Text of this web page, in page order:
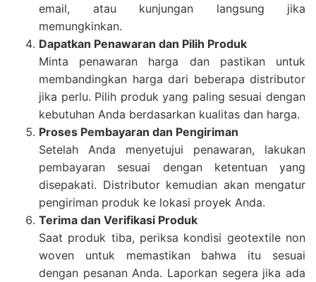
email, atau kunjungan langsung jika
memungkinkan.
Dapatkan Penawaran dan Pilih Produk
Minta penawaran harga dan pastikan untuk
membandingkan harga dari beberapa distributor
jika perlu. Pilih produk yang paling sesuai dengan
kebutuhan Anda berdasarkan kualitas dan harga.
Proses Pembayaran dan Pengiriman
Setelah Anda menyetujui penawaran, lakukan
pembayaran sesuai dengan ketentuan yang
disepakati. Distributor kemudian akan mengatur
pengiriman produk ke lokasi proyek Anda.
Terima dan Verifikasi Produk
Saat produk tiba, periksa kondisi geotextile non
woven untuk memastikan bahwa itu sesuai
dengan pesanan Anda. Laporkan segera jika ada